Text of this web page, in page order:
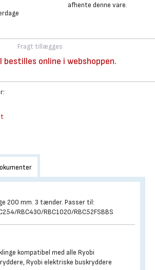
afhente denne vare.
Fragt tillægges
bestilles online i webshoppen.
200 mm. 3 tænder. Passer til:
RBC430/RBC1020/RBC52FSBBS
kompatibel med alle Ryobi
Ryobi elektriske buskryddere